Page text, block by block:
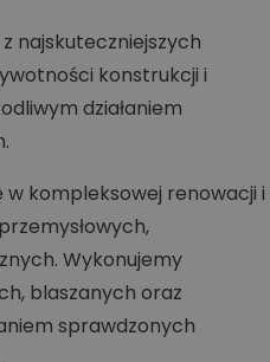
najskuteczniejszych
konstrukcji i
działaniem
w kompleksowej renowacji i
Wykonujemy
blaszanych oraz
sprawdzonych